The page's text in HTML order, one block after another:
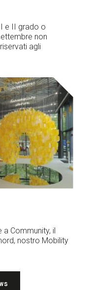
e II grado o
non
agli
a Community, il
nostro Mobility